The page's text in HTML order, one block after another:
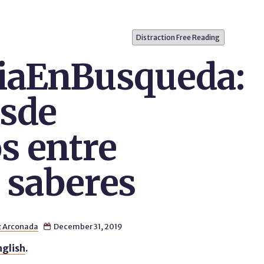
Distraction Free Reading
entre
Arconada  December 31, 2019
.